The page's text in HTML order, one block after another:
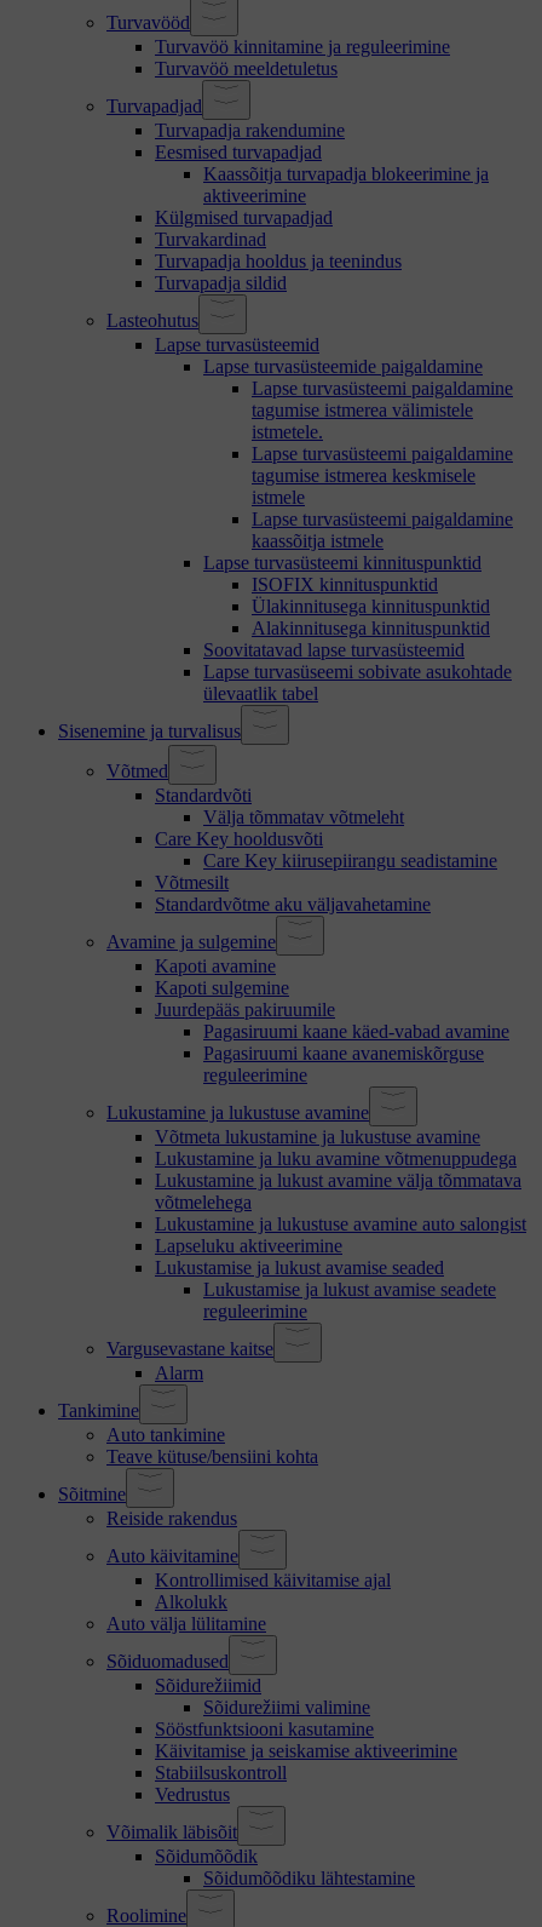
Turvavööd
Turvavöö kinnitamine ja reguleerimine
Turvavöö meeldetuletus
Turvapadjad
Turvapadja rakendumine
Eesmised turvapadjad
Kaassõitja turvapadja blokeerimine ja
aktiveerimine
Külgmised turvapadjad
Turvakardinad
Turvapadja hooldus ja teenindus
Turvapadja sildid
Lasteohutus
Lapse turvasüsteemid
Lapse turvasüsteemide paigaldamine
Lapse turvasüsteemi paigaldamine
tagumise istmerea välimistele
istmetele.
Lapse turvasüsteemi paigaldamine
tagumise istmerea keskmisele
istmele
Lapse turvasüsteemi paigaldamine
kaassõitja istmele
Lapse turvasüsteemi kinnituspunktid
ISOFIX kinnituspunktid
Ülakinnitusega kinnituspunktid
Alakinnitusega kinnituspunktid
Soovitatavad lapse turvasüsteemid
Lapse turvasüseemi sobivate asukohtade
ülevaatlik tabel
Sisenemine ja turvalisus
Võtmed
Standardvõti
Välja tõmmatav võtmeleht
Care Key hooldusvõti
Care Key kiirusepiirangu seadistamine
Võtmesilt
Standardvõtme aku väljavahetamine
Avamine ja sulgemine
Kapoti avamine
Kapoti sulgemine
Juurdepääs pakiruumile
Pagasiruumi kaane käed-vabad avamine
Pagasiruumi kaane avanemiskõrguse
reguleerimine
Lukustamine ja lukustuse avamine
Võtmeta lukustamine ja lukustuse avamine
Lukustamine ja luku avamine võtmenuppudega
Lukustamine ja lukust avamine välja tõmmatava
võtmelehega
Lukustamine ja lukustuse avamine auto salongist
Lapseluku aktiveerimine
Lukustamise ja lukust avamise seaded
Lukustamise ja lukust avamise seadete
reguleerimine
Vargusevastane kaitse
Alarm
Tankimine
Auto tankimine
Teave kütuse/bensiini kohta
Sõitmine
Reiside rakendus
Auto käivitamine
Kontrollimised käivitamise ajal
Alkolukk
Auto välja lülitamine
Sõiduomadused
Sõidurežiimid
Sõidurežiimi valimine
Sööstfunktsiooni kasutamine
Käivitamise ja seiskamise aktiveerimine
Stabiilsuskontroll
Vedrustus
Võimalik läbisõit
Sõidumõõdik
Sõidumõõdiku lähtestamine
Roolimine